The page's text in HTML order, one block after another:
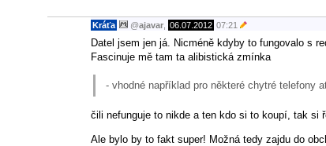
Kráťa @ajavar 06.07.2012 07:21
Datel jsem jen já. Nicméně kdyby to fungovalo s
Fascinuje mě tam ta alibistická zmínka
- vhodné například pro některé chytré telefony
čili nefunguje to nikde a ten kdo si to koupí, tak si
Ale bylo by to fakt super! Možná tedy zajdu do